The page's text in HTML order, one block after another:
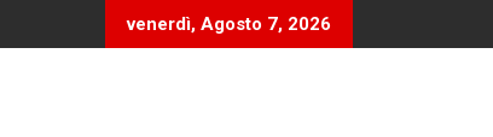
venerdì, Agosto 7, 2026